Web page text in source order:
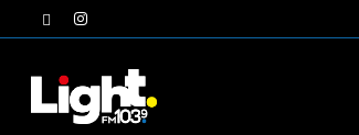
to
twitterinstagram